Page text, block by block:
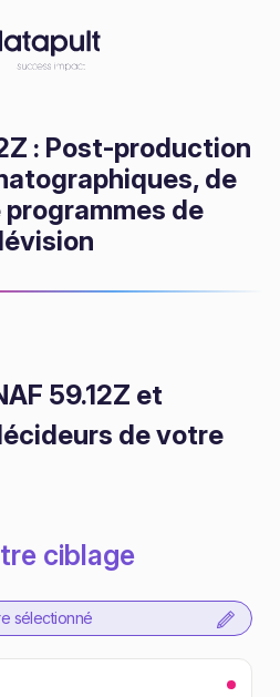
: Post-production
de
de
59.12Z et
de votre
ciblage
sélectionné